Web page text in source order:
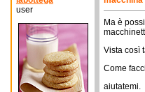
user
Ma è
Vista così
Come
aiutatemi.